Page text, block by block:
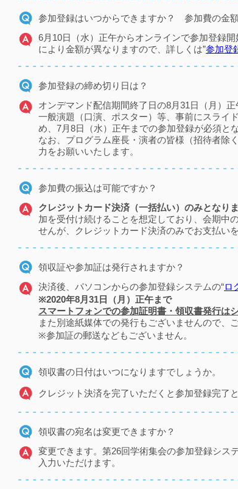
参加登録はいつからできますか？ 参加費の金
6月10日（水）正午からオンラインで参加登録
により金額が異なりますので、詳しくは”参加登
参加登録の締め切り日は？
オンデマンド配信期間終了日の8月31日（月）正
一般演題（口演、ポスター）等、事前にスライ
め、7月8日（水）正午までの参加登録が必須とな
なお、プログラム座長・演者の皆様（招待者除
力をお願いいたします。
参加費の振込は可能ですか？
クレジットカード決済（一括払い）のみとなりま
加を受付け続けることを想定しており、会期中
せんが、クレジットカード決済のみでお支払い
領収証や参加証は発行されますか？
決済後、パソコンからの参加登録システムの“ロ
※2020年8月31日（月）正午まで
スマートフォンでの参加証明書・領収書発行は
また別途紙媒体での発行もございませんので、
※参加証の郵送などもございません。
領収書の日付はいつになりますでしょうか。
クレジット決済を完了いただくと参加登録完了
領収書の宛名は変更できますか？
変更できます。第26回学術集会の参加登録シス
入力いただけます。